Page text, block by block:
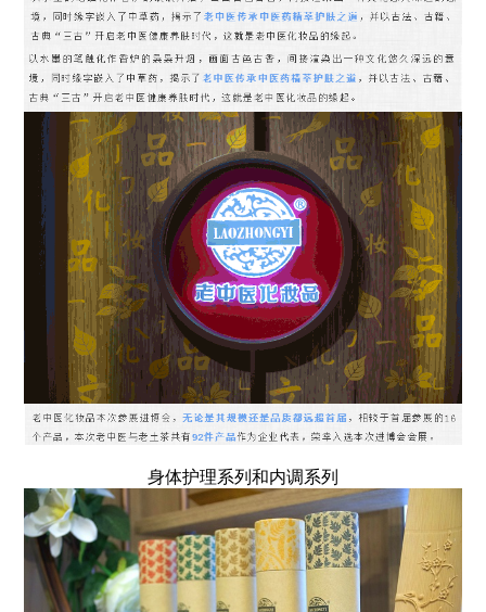
身体护理系列和内调系列